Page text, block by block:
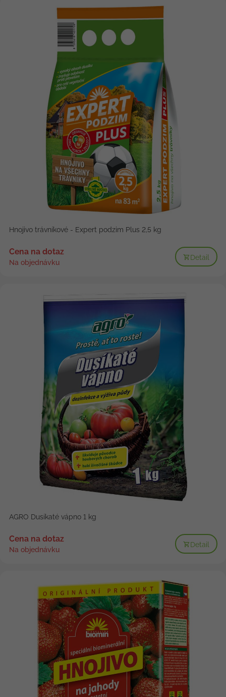
Hnojivo trávníkové - Expert podzim Plus 2,5 kg
Cena na dotaz
Na objednávku
Detail
AGRO Dusíkaté vápno 1 kg
Cena na dotaz
Na objednávku
Detail